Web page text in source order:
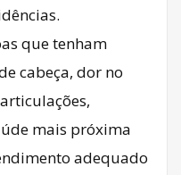
que tenham
cabeça, dor no
mais próxima
adequado